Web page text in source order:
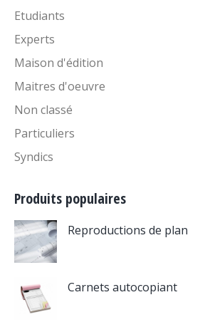
Etudiants
Experts
Maison d'édition
Maitres d'oeuvre
Non classé
Particuliers
Syndics
Produits populaires
Reproductions de plan
Carnets autocopiant